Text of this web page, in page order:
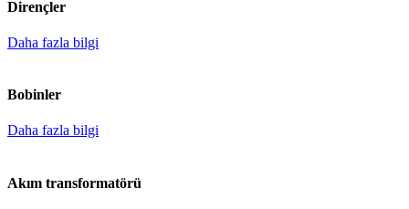
Dirençler
Daha fazla bilgi
Bobinler
Daha fazla bilgi
Akım transformatörü